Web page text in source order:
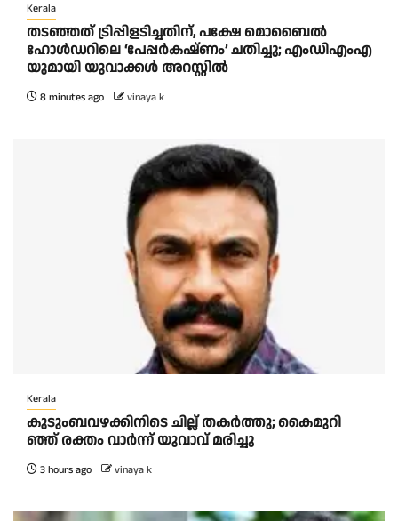
Kerala
തടഞ്ഞത് ട്രിപ്പിളടിച്ചതിന്, പക്ഷേ മൊബൈൽ
ഹോൾഡറിലെ ‘പേപ്പർകഷ്ണം’ ചതിച്ചു; എംഡിഎംഎ
യുമായി യുവാക്കൾ അറസ്റ്റിൽ
8 minutes ago vinaya k
Kerala
കു​ടും​ബ​വ​ഴ​ക്കി​നി​ടെ ചി​ല്ല് ത​ക​ർ​ത്തു; കൈ​മു​റി​
ഞ്ഞ് ര​ക്തം വാ​ർ​ന്ന് യു​വാ​വ് മ​രി​ച്ചു
3 hours ago vinaya k